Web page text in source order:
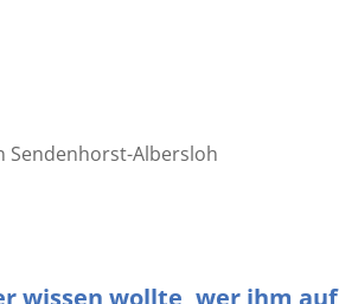
Sendenhorst-Albersloh
wissen wollte, wer ihm auf